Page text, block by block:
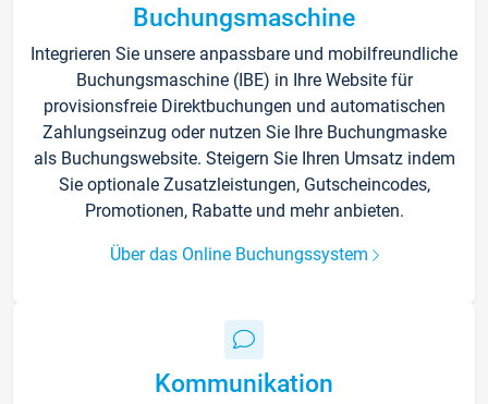
Buchungsmaschine
Integrieren Sie unsere anpassbare und mobilfreundliche
Buchungsmaschine (IBE) in Ihre Website für
provisionsfreie Direktbuchungen und automatischen
Zahlungseinzug oder nutzen Sie Ihre Buchungmaske
als Buchungswebsite. Steigern Sie Ihren Umsatz indem
Sie optionale Zusatzleistungen, Gutscheincodes,
Promotionen, Rabatte und mehr anbieten.
Über das Online Buchungssystem
Kommunikation